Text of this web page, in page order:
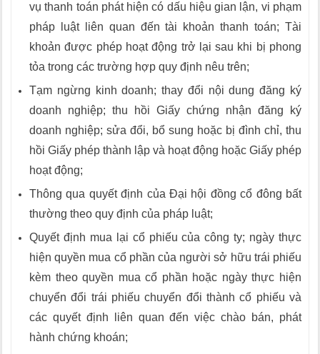
vụ thanh toán phát hiện có dấu hiệu gian lận, vi phạm
pháp luật liên quan đến tài khoản thanh toán; Tài
khoản được phép hoạt động trở lại sau khi bị phong
tỏa trong các trường hợp quy định nêu trên;
Tạm ngừng kinh doanh; thay đổi nội dung đăng ký
doanh nghiệp; thu hồi Giấy chứng nhận đăng ký
doanh nghiệp; sửa đổi, bổ sung hoặc bị đình chỉ, thu
hồi Giấy phép thành lập và hoạt động hoặc Giấy phép
hoạt động;
Thông qua quyết định của Đại hội đồng cổ đông bất
thường theo quy định của pháp luật;
Quyết định mua lại cổ phiếu của công ty; ngày thực
hiện quyền mua cổ phần của người sở hữu trái phiếu
kèm theo quyền mua cổ phần hoặc ngày thực hiện
chuyển đổi trái phiếu chuyển đổi thành cổ phiếu và
các quyết định liên quan đến việc chào bán, phát
hành chứng khoán;